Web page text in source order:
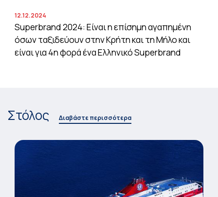
12.12.2024
Superbrand 2024: Είναι η επίσημη αγαπημένη
όσων ταξιδεύουν στην Κρήτη και τη Μήλο και
είναι για 4η φορά ένα Ελληνικό Superbrand
Στόλος Διαβάστε περισσότερα